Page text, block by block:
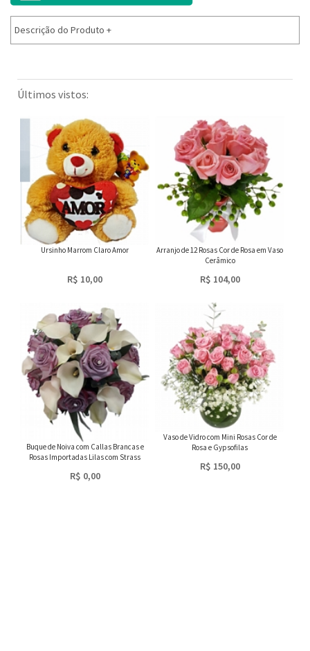
Descrição do Produto +
Últimos vistos:
Ursinho Marrom Claro Amor
R$ 10,00
Arranjo de 12 Rosas Cor de Rosa em Vaso
Cerâmico
R$ 104,00
Buque de Noiva com Callas Brancas e
Rosas Importadas Lilas com Strass
R$ 0,00
Vaso de Vidro com Mini Rosas Cor de
Rosa e Gypsofilas
R$ 150,00